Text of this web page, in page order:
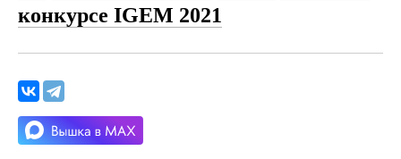
конкурсе IGEM 2021